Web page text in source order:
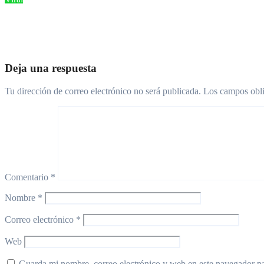
Deja una respuesta
Tu dirección de correo electrónico no será publicada. Los campos
Comentario *
Nombre *
Correo electrónico *
Web